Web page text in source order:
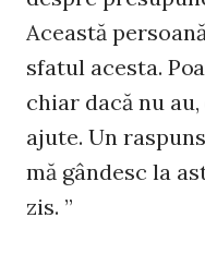
Această
sfatul acesta.
chiar dacă nu
ajute. Un
mă gândesc la
zis. ”